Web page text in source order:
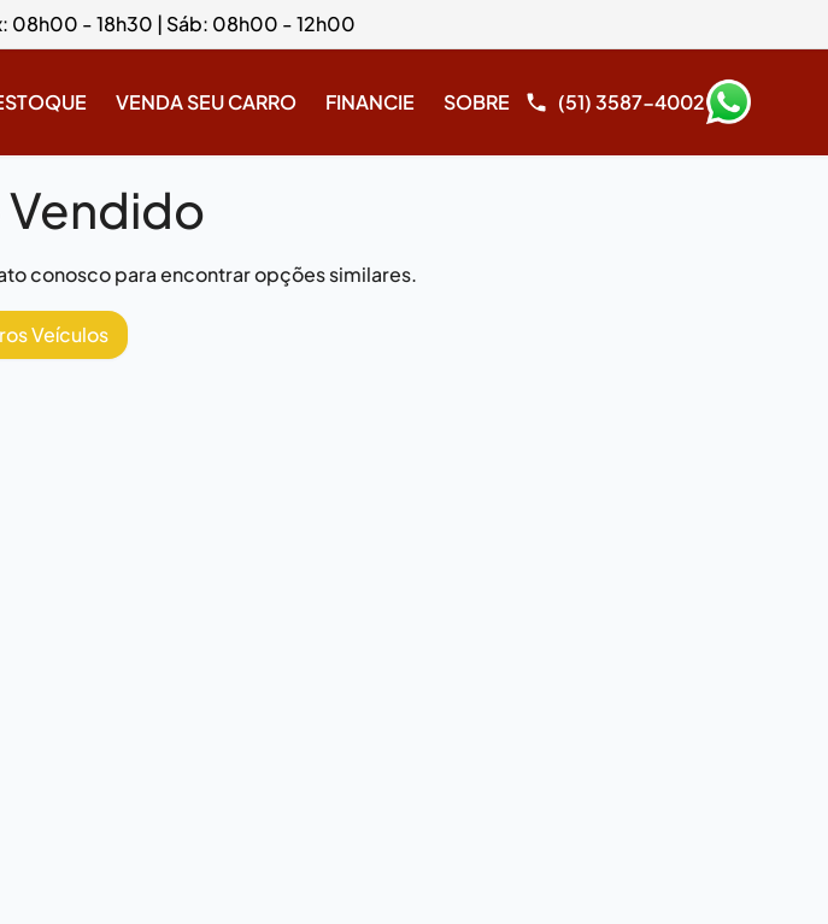
08h00 - 18h30 | Sáb: 08h00 - 12h00
VENDA SEU CARRO FINANCIE SOBRE (51) 3587-4002
conosco para encontrar opções similares.
Veículos